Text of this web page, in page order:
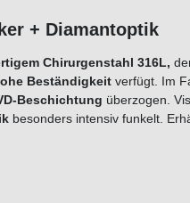
Anker +
Chirurgenstahl 316L,
Beständigkeit verfügt. Im
Beschichtung überzogen.
besonders intensiv funkelt.